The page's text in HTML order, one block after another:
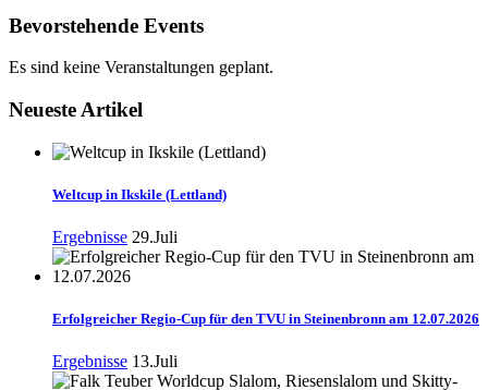
Bevorstehende Events
Es sind keine Veranstaltungen geplant.
Neueste Artikel
Weltcup in Ikskile (Lettland)
Ergebnisse 29.Juli
Erfolgreicher Regio-Cup für den TVU in Steinenbronn am 12.07.2026
Ergebnisse 13.Juli